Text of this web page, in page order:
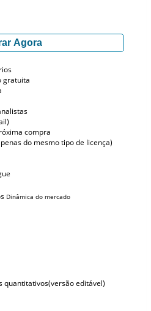
Agora
gratuita
compra
do mesmo tipo de licença)
Dinâmica do mercado
quantitativos(versão editável)